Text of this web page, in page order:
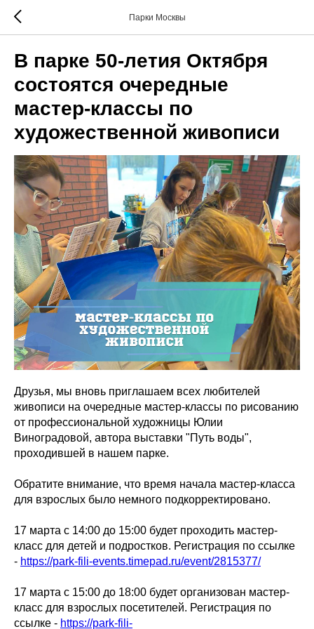
Парки Москвы
В парке 50-летия Октября
состоятся очередные
мастер-классы по
художественной живописи
Друзья, мы вновь приглашаем всех любителей
живописи на очередные мастер-классы по рисованию
от профессиональной художницы Юлии
Виноградовой, автора выставки "Путь воды",
проходившей в нашем парке.
Обратите внимание, что время начала мастер-класса
для взрослых было немного подкорректировано.
17 марта с 14:00 до 15:00 будет проходить мастер-
класс для детей и подростков. Регистрация по ссылке
- https://park-fili-events.timepad.ru/event/2815377/
17 марта с 15:00 до 18:00 будет организован мастер-
класс для взрослых посетителей. Регистрация по
ссылке - https://park-fili-